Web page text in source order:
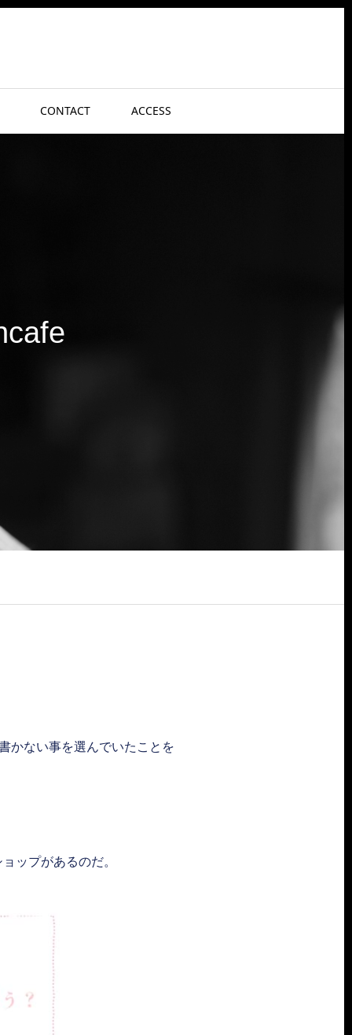
CONTACT ACCESS
かない事を選んでいたことを
ップがあるのだ。